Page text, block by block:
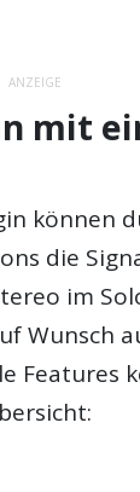
ANZEIGE
mit
können
die
im
Wunsch
Features